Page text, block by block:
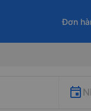
Đơn